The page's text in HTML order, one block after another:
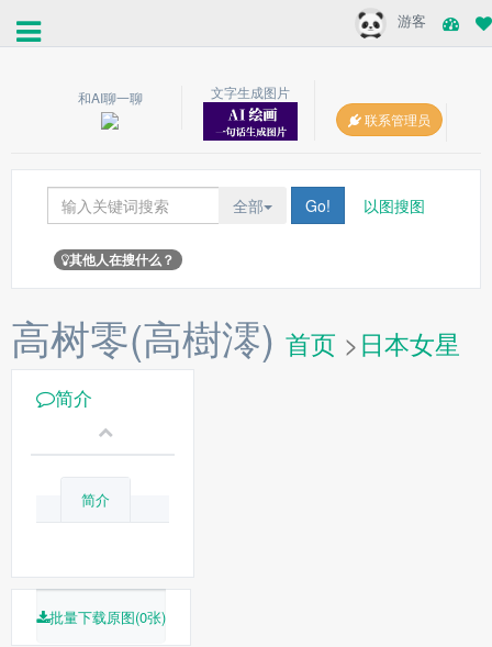
游客
和AI聊一聊
文字生成图片
联系管理员
全部 Go! 以图搜图
其他人在搜什么？
高树零(高樹澪) 首页 >日本女星
简介
简介
批量下载原图(0张)